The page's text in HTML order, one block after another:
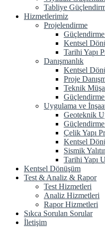
Tabliye
Hizmetlerimiz
Projelendirme
Kentsel
Tarihi Yapı
Danışmanlık
Kentsel
Proje
Teknik
Uygulama ve
Geoteknik
Çelik Yapı
Kentsel
Sismik
Tarihi Yapı
Kentsel Dönüşüm
Test & Analiz & Rapor
Test Hizmetleri
Analiz Hizmetleri
Rapor Hizmetleri
Sıkca Sorulan Sorular
İletişim